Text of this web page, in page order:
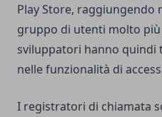
Play Store, raggiungendo
gruppo di utenti molto
sviluppatori hanno quindi
nelle funzionalità di
I registratori di chiamata